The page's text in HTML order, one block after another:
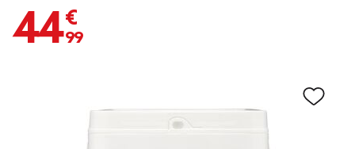
44,99 €